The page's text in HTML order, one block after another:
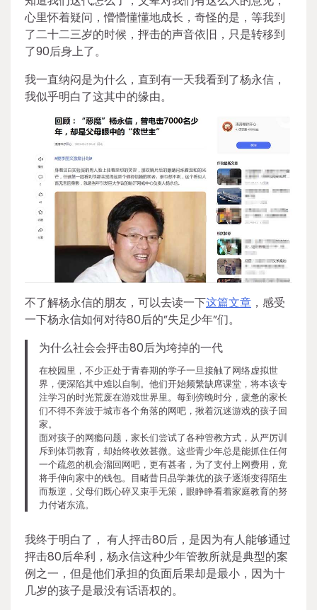
心里怀着疑问，懵懵懂懂地成长，奇怪的是，等我到
了二十二三岁的时候，抨击的声音依旧，只是转移到
了90后身上了。
我一直纳闷是为什么，直到有一天我看到了杨永信，
我似乎明白了这其中的缘由。
不了解杨永信的朋友，可以去读一下这篇文章 ，感受
一下杨永信如何对待80后的”失足少年”们。
为什么社会会抨击80后为垮掉的一代
在校园里，不少正处于青春期的学子一旦接触了网络虚拟世
界，便深陷其中难以自制。他们开始频繁缺席课堂，将本该专
注学习的时光荒废在游戏世界里。每到傍晚时分，疲惫的家长
们不得不奔波于城市各个角落的网吧，揪着沉迷游戏的孩子回
家。
面对孩子的网瘾问题，家长们尝试了各种管教方式，从严厉训
斥到体罚教育，却始终收效甚微。这些青少年总是能抓住任何
一个疏忽的机会溜回网吧，更有甚者，为了支付上网费用，竟
将手伸向家中的钱包。目睹昔日品学兼优的孩子逐渐变得陌生
而叛逆，父母们既心碎又束手无策，眼睁睁看着家庭教育的努
力付诸东流。
我终于明白了， 有人抨击80后，是因为有人能够通过
抨击80后牟利，杨永信这种少年管教所就是典型的案
例之一，但是他们承担的负面后果却是最小，因为十
几岁的孩子是最没有话语权的。